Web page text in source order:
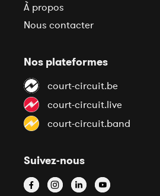
À propos
Nous contacter
Nos plateformes
court-circuit.be
court-circuit.live
court-circuit.band
Suivez-nous